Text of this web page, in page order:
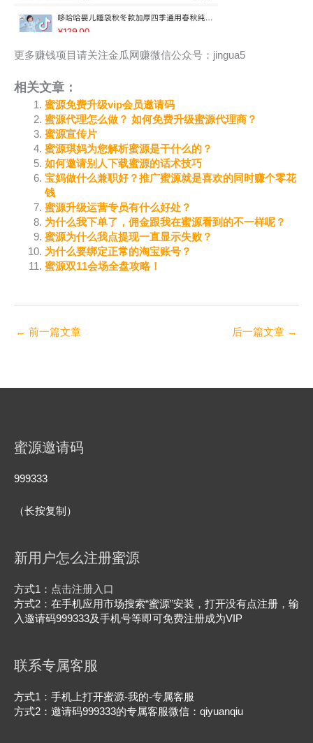
更多赚钱项目请关注金瓜网赚微信公众号：jingua5
相关文章：
蜜源免费升级vip会员邀请码
蜜源代理怎么做？ 如何免费升级蜜源代理商？
蜜源宣传片
蜜源琪妈为您解析蜜源是干什么的？
如何邀请别人下载蜜源的话术技巧
宝妈做什么兼职好？推广蜜源就是喜欢的同时赚个零花
钱
蜜源升级运营专员有什么好处？
为什么我下单了，佣金跟我在蜜源看到的不一样呢？
蜜源为什么我点提现一直显示失败？
为什么要绑定正常的淘宝账号？
蜜源双11会场全盘攻略！
← 前一篇文章 后一篇文章 →
蜜源邀请码
999333
（长按复制）
新用户怎么注册蜜源
方式1： 点击注册入口
方式2：在手机应用市场搜索“蜜源”安装，打开没有点注册，输
入邀请码999333及手机号等即可免费注册成为VIP
联系专属客服
方式1：手机上打开蜜源-我的-专属客服
方式2：邀请码999333的专属客服微信：qiyuanqiu